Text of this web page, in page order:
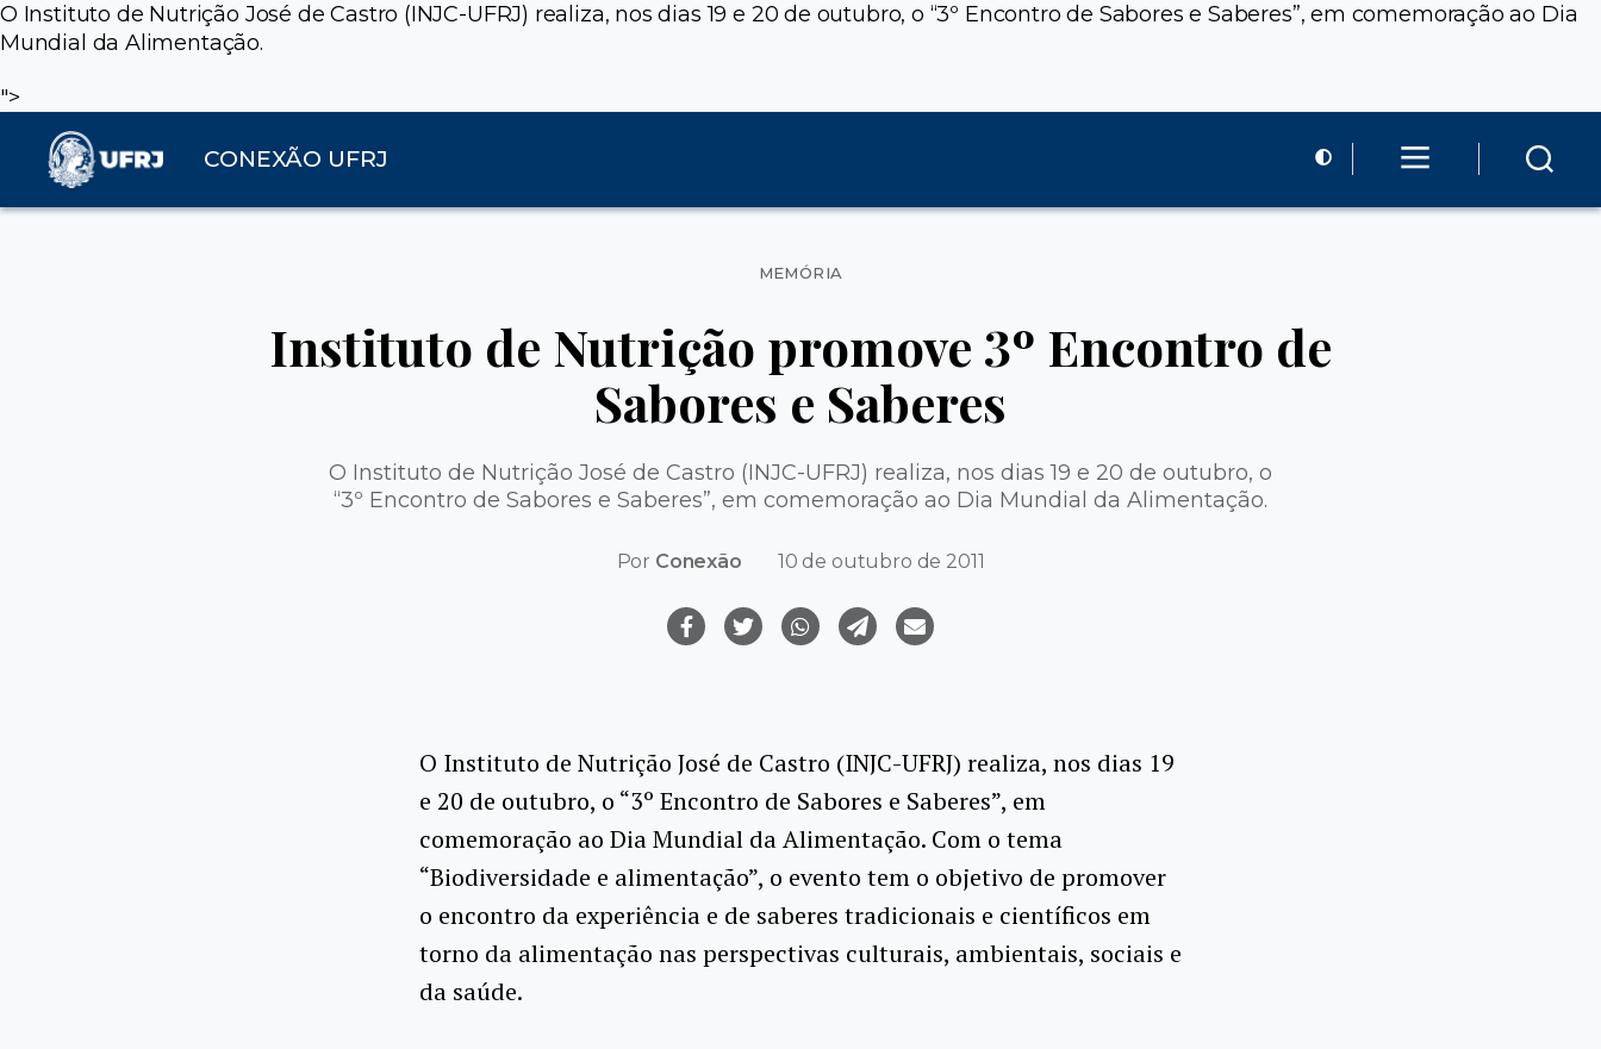
O Instituto de Nutrição José de Castro (INJC-UFRJ) realiza, nos dias 19 e 20 de outubro, o “3º Encontro de Sabores e Saberes”, em comemoração ao Dia
Mundial da Alimentação.
">
CONEXÃO UFRJ
Categorias
MEMÓRIA
Instituto de Nutrição promove 3º Encontro de
Sabores e Saberes
O Instituto de Nutrição José de Castro (INJC-UFRJ) realiza, nos dias 19 e 20 de outubro, o
“3º Encontro de Sabores e Saberes”, em comemoração ao Dia Mundial da Alimentação.
Por Conexão 10 de outubro de 2011
O Instituto de Nutrição José de Castro (INJC-UFRJ) realiza, nos dias 19
e 20 de outubro, o “3º Encontro de Sabores e Saberes”, em
comemoração ao Dia Mundial da Alimentação. Com o tema
“Biodiversidade e alimentação”, o evento tem o objetivo de promover
o encontro da experiência e de saberes tradicionais e científicos em
torno da alimentação nas perspectivas culturais, ambientais, sociais e
da saúde.